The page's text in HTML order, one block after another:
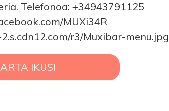
Telefonoa: +34943791125
MUXi34R
r3/Muxibar-menu.jpg
IKUSI